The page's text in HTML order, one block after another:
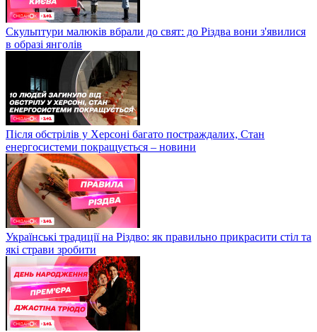
Скульптури малюків вбрали до свят: до Різдва вони з'явилися
в образі янголів
Після обстрілів у Херсоні багато постраждалих, Стан
енергосистеми покращується – новини
Українські традиції на Різдво: як правильно прикрасити стіл та
які страви зробити